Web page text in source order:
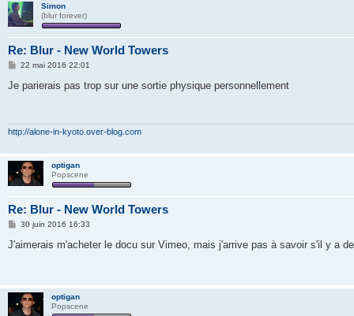
Simon
(blur forever)
Re: Blur - New World Towers
M
s
22 mai 2016 22:01
Je parierais pas trop sur une sortie physique personnellement
http://alone-in-kyoto.over-blog.com
optigan
Popscene
Re: Blur - New World Towers
M
s
30 juin 2016 16:33
J'aimerais m'acheter le docu sur Vimeo, mais j'arrive pas à savoir s'il y a
optigan
Popscene